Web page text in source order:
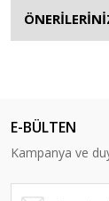
E-BÜLTEN
Kampanya ve